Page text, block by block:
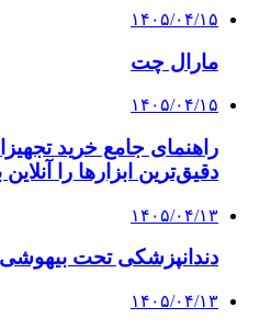
۱۴۰۵/۰۴/۱۵
مارال چت
۱۴۰۵/۰۴/۱۵
راهنمای جامع خرید
دقیق‌ترین ابزارها را
۱۴۰۵/۰۴/۱۳
دندانپزشکی تحت
۱۴۰۵/۰۴/۱۳